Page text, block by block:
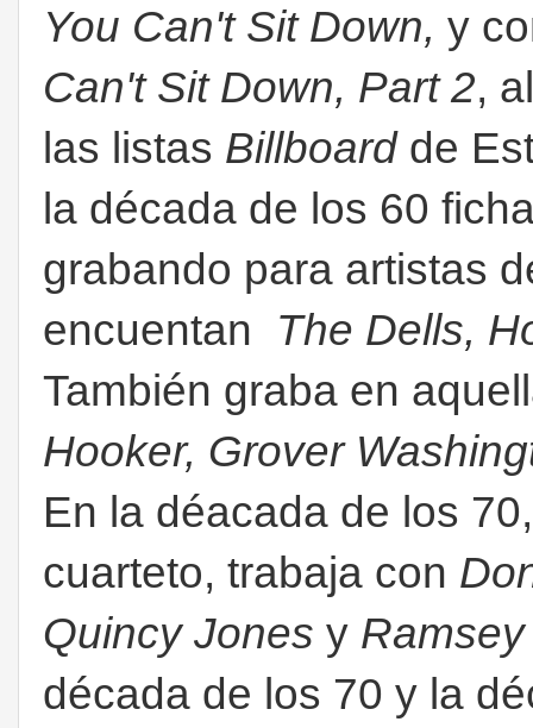
You Can't Sit Down, y
Can't Sit Down, Part 2,
las listas Billboardde
la década de los 60
grabando para artistas
encuentan The Dells,
También graba en
Hooker, Grover
En la déacada de los
cuarteto, trabaja con
Quincy Jones y
década de los 70 y la